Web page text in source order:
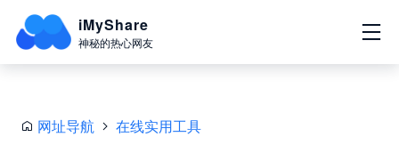
iMyShare
神秘的热心网友
网址导航 在线实用工具